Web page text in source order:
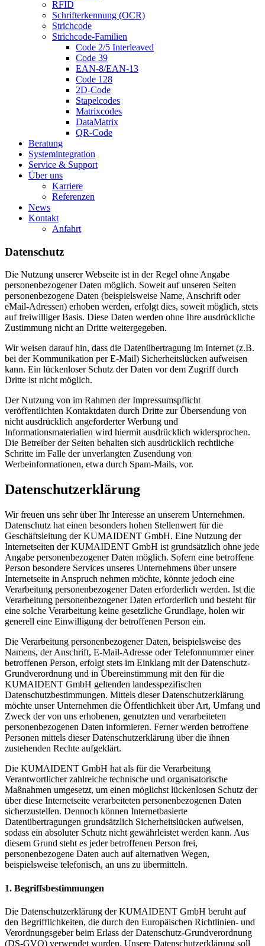
RFID
Schrifterkennung (OCR)
Strichcode
Strichcode-Familien
Code 2/5 Interleaved
Code 39
EAN-8/EAN-13
Code 128
2D-Code
Stapelcodes
Matrixcodes
DataMatrix
QR-Code
Beratung
System­integration
Service & Support
Über uns
Karriere
Referenzen
News
Kontakt
Anfahrt
Datenschutz
Die Nutzung unserer Webseite ist in der Regel ohne Angabe
personenbezogener Daten möglich. Soweit auf unseren Seiten
personenbezogene Daten (beispielsweise Name, Anschrift oder
eMail-Adressen) erhoben werden, erfolgt dies, soweit möglich, stets
auf freiwilliger Basis. Diese Daten werden ohne Ihre ausdrückliche
Zustimmung nicht an Dritte weitergegeben.
Wir weisen darauf hin, dass die Datenübertragung im Internet (z.B.
bei der Kommunikation per E-Mail) Sicherheitslücken aufweisen
kann. Ein lückenloser Schutz der Daten vor dem Zugriff durch
Dritte ist nicht möglich.
Der Nutzung von im Rahmen der Impressumspflicht
veröffentlichten Kontaktdaten durch Dritte zur Übersendung von
nicht ausdrücklich angeforderter Werbung und
Informationsmaterialien wird hiermit ausdrücklich widersprochen.
Die Betreiber der Seiten behalten sich ausdrücklich rechtliche
Schritte im Falle der unverlangten Zusendung von
Werbeinformationen, etwa durch Spam-Mails, vor.
Datenschutzerklärung
Wir freuen uns sehr über Ihr Interesse an unserem Unternehmen.
Datenschutz hat einen besonders hohen Stellenwert für die
Geschäftsleitung der KUMAIDENT GmbH. Eine Nutzung der
Internetseiten der KUMAIDENT GmbH ist grundsätzlich ohne jede
Angabe personenbezogener Daten möglich. Sofern eine betroffene
Person besondere Services unseres Unternehmens über unsere
Internetseite in Anspruch nehmen möchte, könnte jedoch eine
Verarbeitung personenbezogener Daten erforderlich werden. Ist die
Verarbeitung personenbezogener Daten erforderlich und besteht für
eine solche Verarbeitung keine gesetzliche Grundlage, holen wir
generell eine Einwilligung der betroffenen Person ein.
Die Verarbeitung personenbezogener Daten, beispielsweise des
Namens, der Anschrift, E-Mail-Adresse oder Telefonnummer einer
betroffenen Person, erfolgt stets im Einklang mit der Datenschutz-
Grundverordnung und in Übereinstimmung mit den für die
KUMAIDENT GmbH geltenden landesspezifischen
Datenschutzbestimmungen. Mittels dieser Datenschutzerklärung
möchte unser Unternehmen die Öffentlichkeit über Art, Umfang und
Zweck der von uns erhobenen, genutzten und verarbeiteten
personenbezogenen Daten informieren. Ferner werden betroffene
Personen mittels dieser Datenschutzerklärung über die ihnen
zustehenden Rechte aufgeklärt.
Die KUMAIDENT GmbH hat als für die Verarbeitung
Verantwortlicher zahlreiche technische und organisatorische
Maßnahmen umgesetzt, um einen möglichst lückenlosen Schutz der
über diese Internetseite verarbeiteten personenbezogenen Daten
sicherzustellen. Dennoch können Internetbasierte
Datenübertragungen grundsätzlich Sicherheitslücken aufweisen,
sodass ein absoluter Schutz nicht gewährleistet werden kann. Aus
diesem Grund steht es jeder betroffenen Person frei,
personenbezogene Daten auch auf alternativen Wegen,
beispielsweise telefonisch, an uns zu übermitteln.
1. Begriffsbestimmungen
Die Datenschutzerklärung der KUMAIDENT GmbH beruht auf
den Begrifflichkeiten, die durch den Europäischen Richtlinien- und
Verordnungsgeber beim Erlass der Datenschutz-Grundverordnung
(DS-GVO) verwendet wurden. Unsere Datenschutzerklärung soll